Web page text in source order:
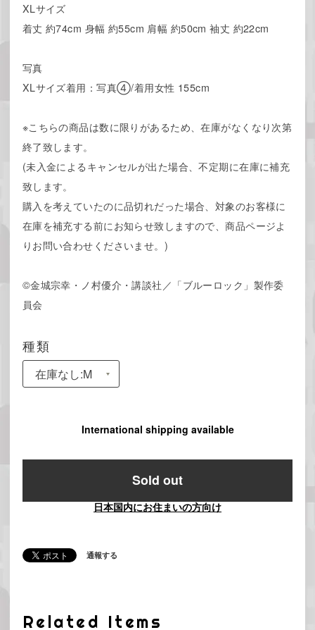
XLサイズ
着丈 約74cm 身幅 約55cm 肩幅 約50cm 袖丈 約22cm
写真
XLサイズ着用：写真④/着用女性 155cm
※こちらの商品は数に限りがあるため、在庫がなくなり次第
終了致します。
(未入金によるキャンセルが出た場合、不定期に在庫に補充
致します。
購入を考えていたのに品切れだった場合、対象のお客様に
在庫を補充する前にお知らせ致しますので、商品ページよ
りお問い合わせくださいませ。)
©金城宗幸・ノ村優介・講談社／「ブルーロック」製作委
員会
種類
International shipping available
Sold out
日本国内にお住まいの方向け
通報する
Related Items